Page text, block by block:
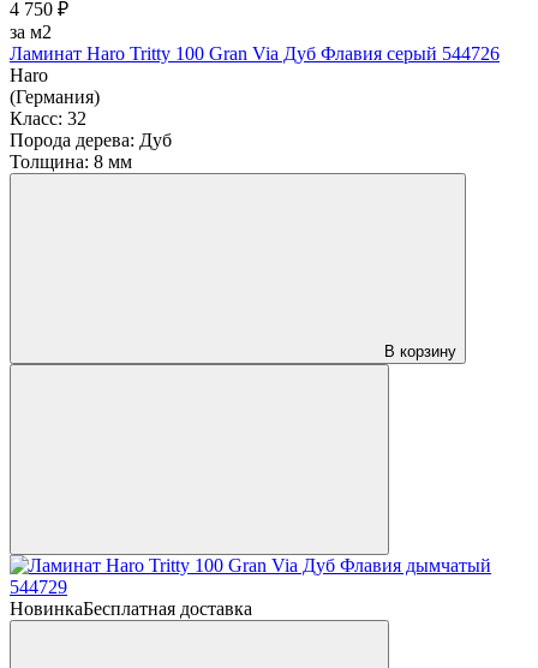
4 750 ₽
за м2
Ламинат Haro Tritty 100 Gran Via Дуб Флавия серый 544726
Haro
(Германия)
Класс: 32
Порода дерева: Дуб
Толщина: 8 мм
В корзину
НовинкаБесплатная доставка